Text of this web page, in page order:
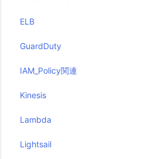
ELB
GuardDuty
IAM_Policy関連
Kinesis
Lambda
Lightsail